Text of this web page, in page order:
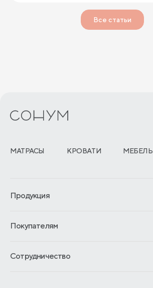
Все статьи
МАТРАСЫ КРОВАТИ МЕБЕЛЬ
Продукция
Гарантии
Покупателям
Обмен и возврат
Сотрудничество